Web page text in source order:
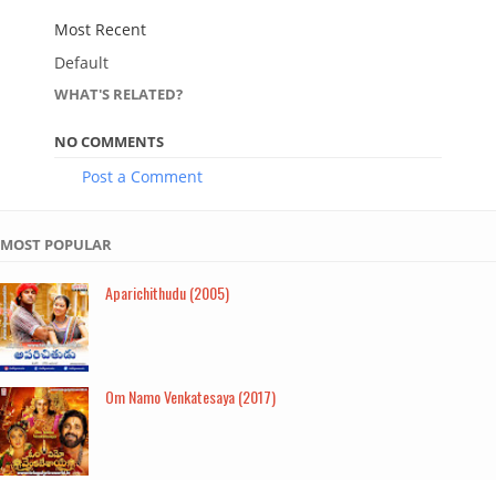
Most Recent
Default
WHAT'S RELATED?
NO COMMENTS
Post a Comment
MOST POPULAR
Aparichithudu (2005)
Om Namo Venkatesaya (2017)